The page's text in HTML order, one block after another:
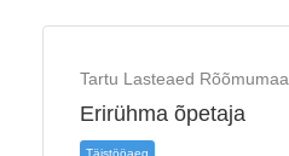
Tartu Lasteaed Rõõmumaa
Erirühma õpetaja